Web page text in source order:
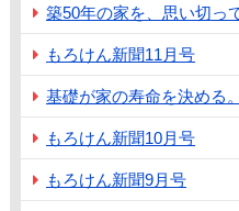
築50年の家を、思い切っ
もろけん新聞11月号
基礎が家の寿命を決める
もろけん新聞10月号
もろけん新聞9月号